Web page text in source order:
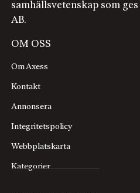
samhällsvetenskap som
AB.
OM OSS
Om Axess
Kontakt
Annonsera
Integritetspolicy
Webbplatskarta
Kategorier